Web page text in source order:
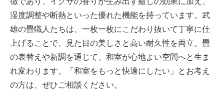
湿度調整や断熱といった優れた機能を持っています。武
雄の畳職人たちは、一枚一枚にこだわり抜いて丁寧に仕
上げることで、見た目の美しさと高い耐久性を両立。畳
の表替えや新調を通じて、和室が心地よい空間へと生ま
れ変わります。「和室をもっと快適にしたい」とお考え
の方は、ぜひご相談ください。